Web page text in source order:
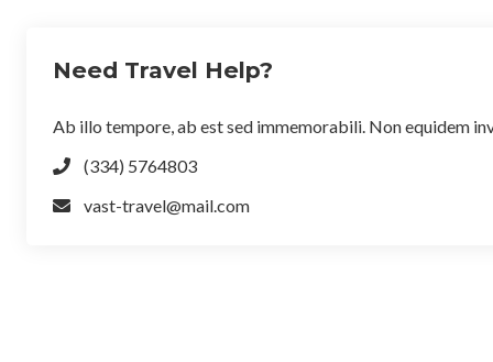
Need Travel Help?
Ab illo tempore, ab est sed immemorabili. Non equidem
(334) 5764803
vast-travel@mail.com